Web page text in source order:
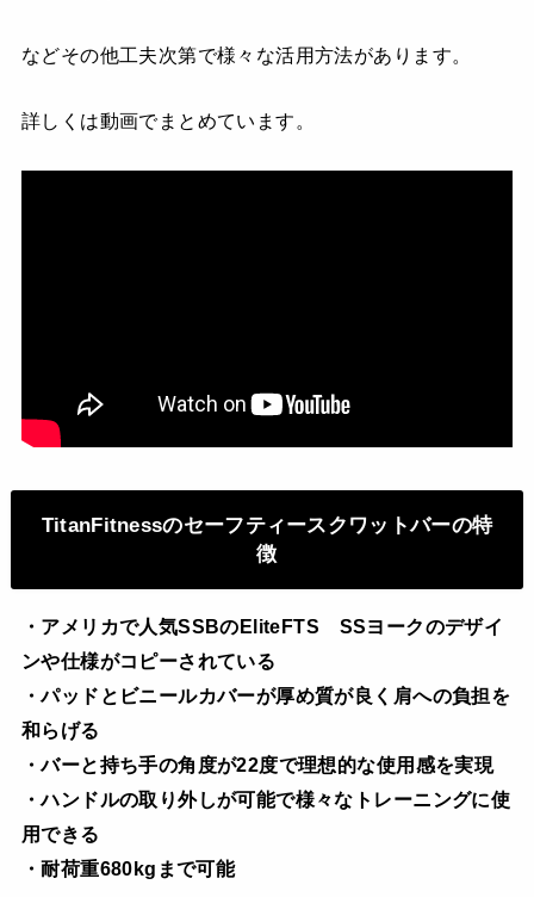
などその他工夫次第で様々な活用方法があります。
詳しくは動画でまとめています。
TitanFitnessのセーフティースクワットバーの特
徴
・アメリカで人気SSBのEliteFTS SSヨークのデザイ
ンや仕様がコピーされている
・パッドとビニールカバーが厚め質が良く肩への負担を
和らげる
・バーと持ち手の角度が22度で理想的な使用感を実現
・ハンドルの取り外しが可能で様々なトレーニングに使
用できる
・耐荷重680kgまで可能